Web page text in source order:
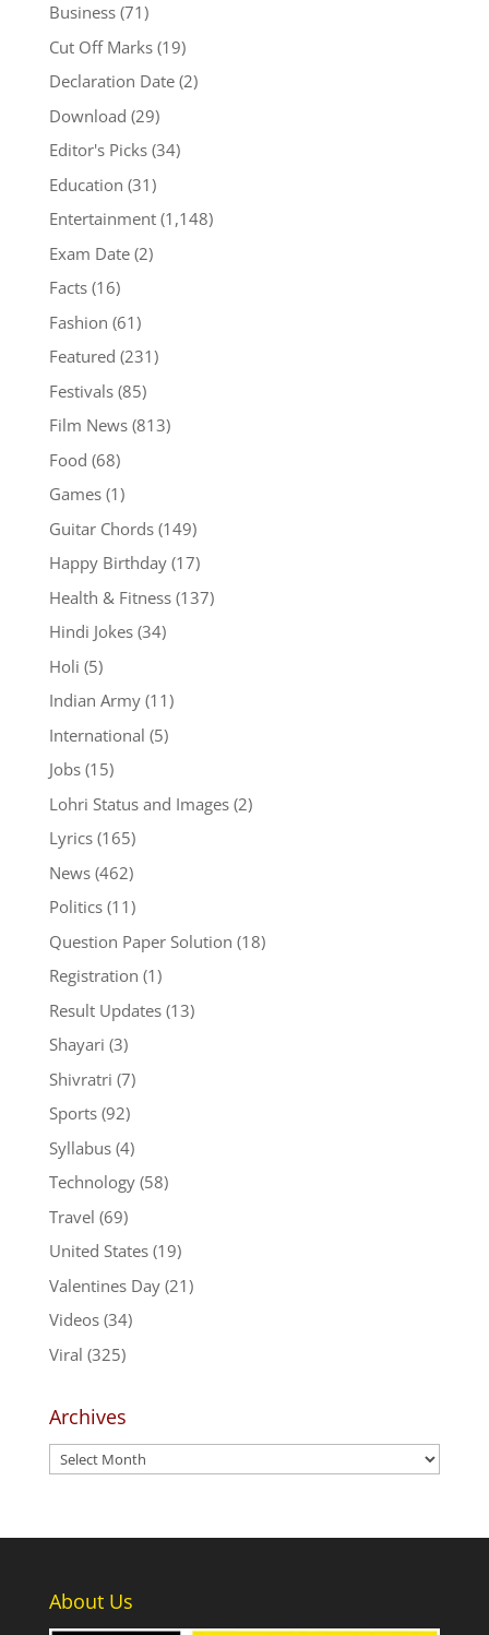
Business(71)
Cut Off Marks(19)
Declaration Date(2)
Download (29)
Editor's Picks(34)
Education (31)
Entertainment(1,148)
Exam Date(2)
Facts(16)
Fashion (61)
Featured (231)
Festivals(85)
Film News(813)
Food (68)
Games(1)
Guitar Chords(149)
Happy Birthday(17)
Health & Fitness(137)
Hindi Jokes(34)
Holi (5)
Indian Army(11)
International (5)
Jobs(15)
Lohri Status and Images(2)
Lyrics(165)
News(462)
Politics(11)
Question Paper Solution (18)
Registration (1)
Result Updates(13)
Shayari (3)
Shivratri (7)
Sports(92)
Syllabus(4)
Technology(58)
Travel (69)
United States(19)
Valentines Day(21)
Videos(34)
Viral (325)
Archives
Archives
About Us